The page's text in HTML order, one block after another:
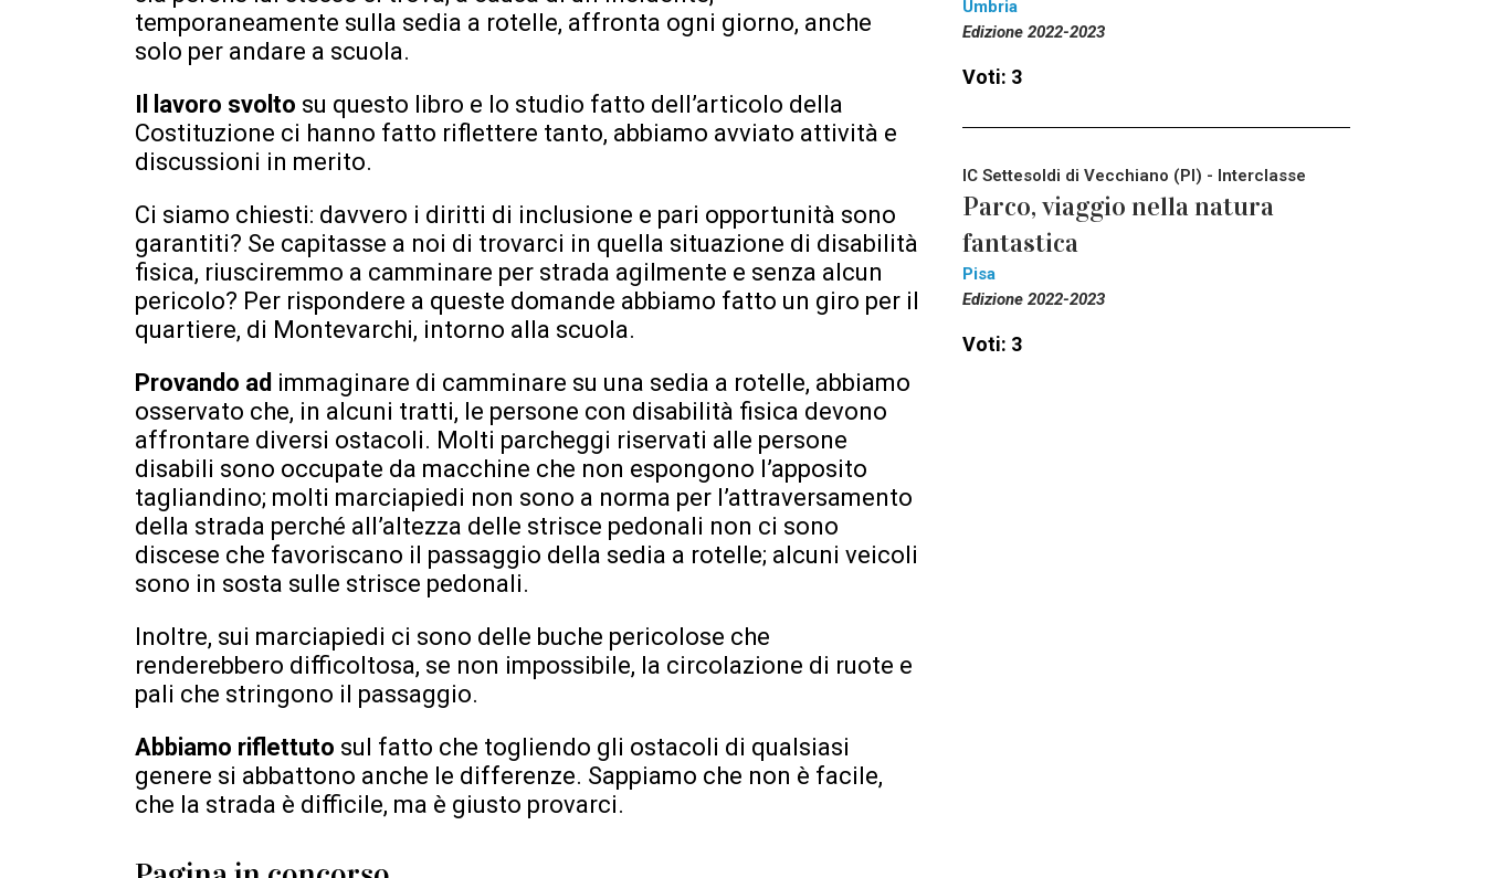
temporaneamente sulla sedia a rotelle, affronta ogni giorno, anche
solo per andare a scuola.
Il lavoro svolto su questo libro e lo studio fatto dell’articolo della
Costituzione ci hanno fatto riflettere tanto, abbiamo avviato attività e
discussioni in merito.
Ci siamo chiesti: davvero i diritti di inclusione e pari opportunità sono
garantiti? Se capitasse a noi di trovarci in quella situazione di disabilità
fisica, riusciremmo a camminare per strada agilmente e senza alcun
pericolo? Per rispondere a queste domande abbiamo fatto un giro per il
quartiere, di Montevarchi, intorno alla scuola.
Provando ad immaginare di camminare su una sedia a rotelle, abbiamo
osservato che, in alcuni tratti, le persone con disabilità fisica devono
affrontare diversi ostacoli. Molti parcheggi riservati alle persone
disabili sono occupate da macchine che non espongono l’apposito
tagliandino; molti marciapiedi non sono a norma per l’attraversamento
della strada perché all’altezza delle strisce pedonali non ci sono
discese che favoriscano il passaggio della sedia a rotelle; alcuni veicoli
sono in sosta sulle strisce pedonali.
Inoltre, sui marciapiedi ci sono delle buche pericolose che
renderebbero difficoltosa, se non impossibile, la circolazione di ruote e
pali che stringono il passaggio.
Abbiamo riflettuto sul fatto che togliendo gli ostacoli di qualsiasi
genere si abbattono anche le differenze. Sappiamo che non è facile,
che la strada è difficile, ma è giusto provarci.
Umbria
Edizione 2022-2023
Voti: 3
IC Settesoldi di Vecchiano (PI) - Interclasse
Parco, viaggio nella natura
fantastica
Pisa
Edizione 2022-2023
Voti: 3